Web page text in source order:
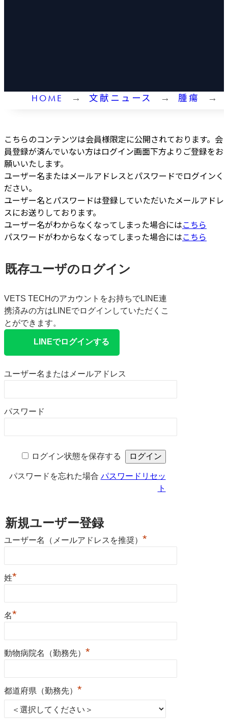
HOME 文献ニュース 腫瘍
こちらのコンテンツは会員様限定に公開されております。会
員登録が済んでいない方はログイン画面下方よりご登録をお
願いいたします。
ユーザー名またはメールアドレスとパスワードでログインく
ださい。
ユーザー名とパスワードは登録していただいたメールアドレ
スにお送りしております。
ユーザー名がわからなくなってしまった場合にはこちら
パスワードがわからなくなってしまった場合にはこちら
VETS TECHのアカウントをお持ちでLINE連
携済みの方はLINEでログインしていただくこ
とができます。
LINEでログインする
既存ユーザのログイン
ユーザー名またはメールアドレス
パスワード
ログイン状態を保存する
パスワードを忘れた場合 パスワードリセッ
ト
新規ユーザー登録
ユーザー名（メールアドレスを推奨） *
姓*
名*
動物病院名（勤務先） *
都道府県（勤務先） *